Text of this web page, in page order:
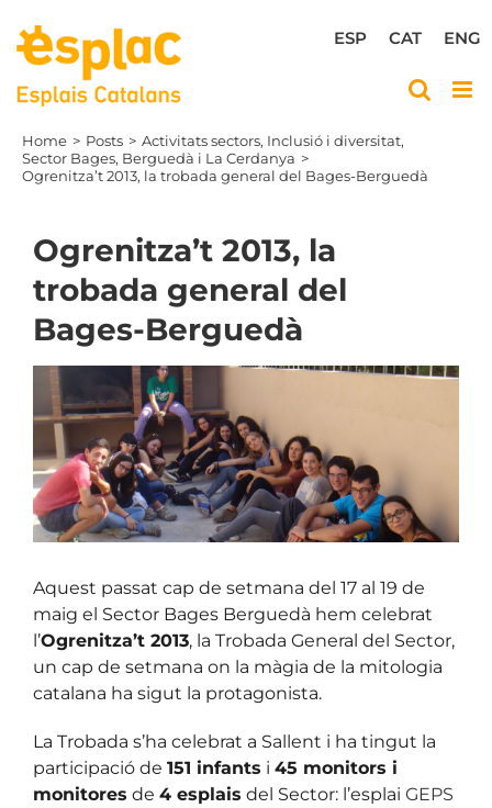
content
ENG
CAT
ESP
Home Posts Activitats sectors Inclusió i diversitat
Sector Bages, Berguedà i La Cerdanya
Ogrenitza’t 2013, la trobada general del Bages-Berguedà
Ogrenitza’t 2013, la
trobada general del
Bages-Berguedà
View
Larger
Image
Aquest passat cap de setmana del 17 al 19 de
maig el Sector Bages Berguedà hem celebrat
l’Ogrenitza’t 2013, la Trobada General del Sector,
un cap de setmana on la màgia de la mitologia
catalana ha sigut la protagonista.
La Trobada s’ha celebrat a Sallent i ha tingut la
participació de 151 infants i 45 monitors i
monitores de 4 esplais del Sector: l’esplai GEPS